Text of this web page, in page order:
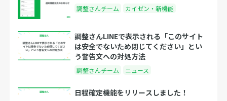
調整さんチーム カイゼン・新機能
調整さんLINEで表示される「このサイト
は安全でないため閉じてください」とい
う警告文への対処方法
調整さんチーム ニュース
日程確定機能をリリースしました！